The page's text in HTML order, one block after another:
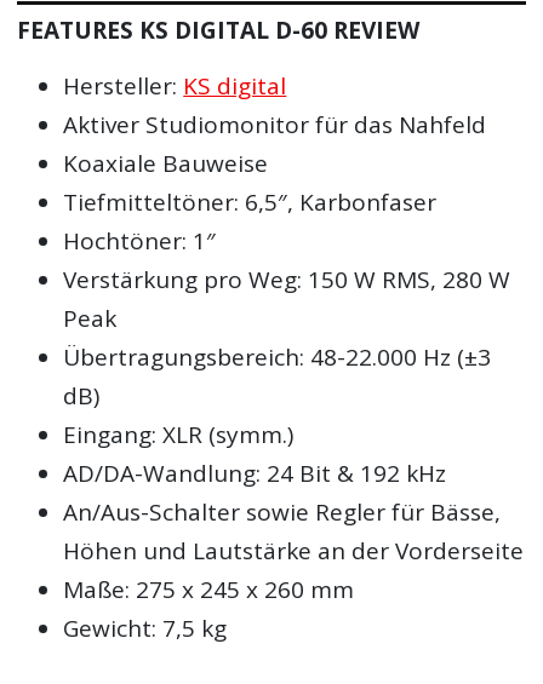
FEATURES KS DIGITAL D-60 REVIEW
Hersteller: KS digital
Aktiver Studiomonitor für das Nahfeld
Koaxiale Bauweise
Tiefmitteltöner: 6,5″, Karbonfaser
Hochtöner: 1″
Verstärkung pro Weg: 150 W RMS, 280 W
Peak
Übertragungsbereich: 48-22.000 Hz (±3
dB)
Eingang: XLR (symm.)
AD/DA-Wandlung: 24 Bit & 192 kHz
An/Aus-Schalter sowie Regler für Bässe,
Höhen und Lautstärke an der Vorderseite
Maße: 275 x 245 x 260 mm
Gewicht: 7,5 kg